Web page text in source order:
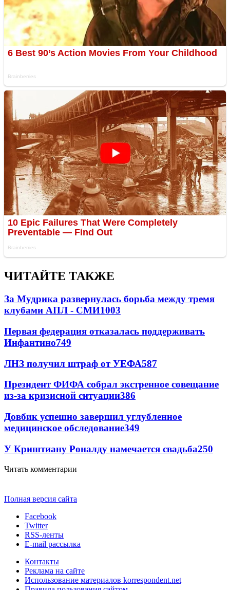
ЧИТАЙТЕ ТАКЖЕ
За Мудрика развернулась борьба между тремя
клубами АПЛ - СМИ1003
Первая федерация отказалась поддерживать
Инфантино749
ЛНЗ получил штраф от УЕФА587
Президент ФИФА собрал экстренное совещание
из-за кризисной ситуации386
Довбик успешно завершил углубленное
медицинское обследование349
У Криштиану Роналду намечается свадьба250
Читать комментарии
Полная версия сайта
Facebook
Twitter
RSS-ленты
E-mail рассылка
Контакты
Реклама на сайте
Использование материалов korrespondent.net